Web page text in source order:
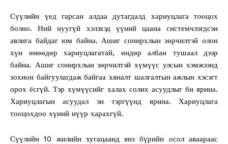
Сүүлийн үед гарсан алдаа дутагдалд хариуцлага тооцох
болно. Ний нуугүй хэлэхэд үүний цаана системчлэгдсэн
авлига байдаг юм байна. Ашиг сонирхлын зөрчилтэй олон
хүн өнөөдөр хариуцлагатай, өндөр албан тушаал дээр
байна. Ашиг сонирхлын зөрчилтэй хүмүүс улсын хэмжээнд
зохион байгуулагдаж байгаа хяналт шалгалтын ажлын хэсэгт
орох ёсгүй. Тэр хүмүүсийг халах солих асуудлыг би ярина.
Хариуцлагын асуудал эн тэргүүнд ярина. Хариуцлага
тооцохдоо хүний нүүр харахгүй.
Сүүлийн 10 жилийн хугацаанд янз бүрийн осол аваараас